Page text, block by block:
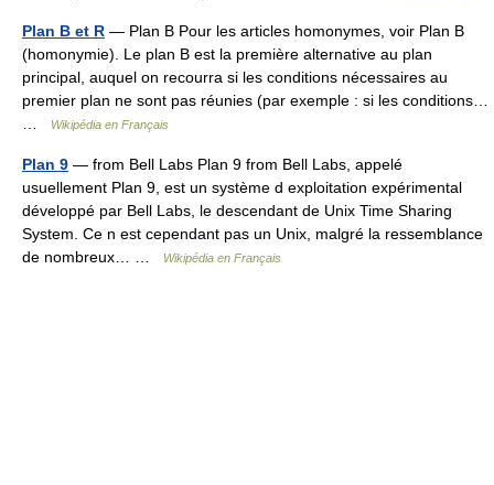
Plan B et R — Plan B Pour les articles homonymes, voir Plan B
(homonymie). Le plan B est la première alternative au plan
principal, auquel on recourra si les conditions nécessaires au
premier plan ne sont pas réunies (par exemple : si les conditions…
Wikipédia en Français
Plan 9 — from Bell Labs Plan 9 from Bell Labs, appelé
usuellement Plan 9, est un système d exploitation expérimental
développé par Bell Labs, le descendant de Unix Time Sharing
System. Ce n est cependant pas un Unix, malgré la ressemblance
de nombreux… …
Wikipédia en Français